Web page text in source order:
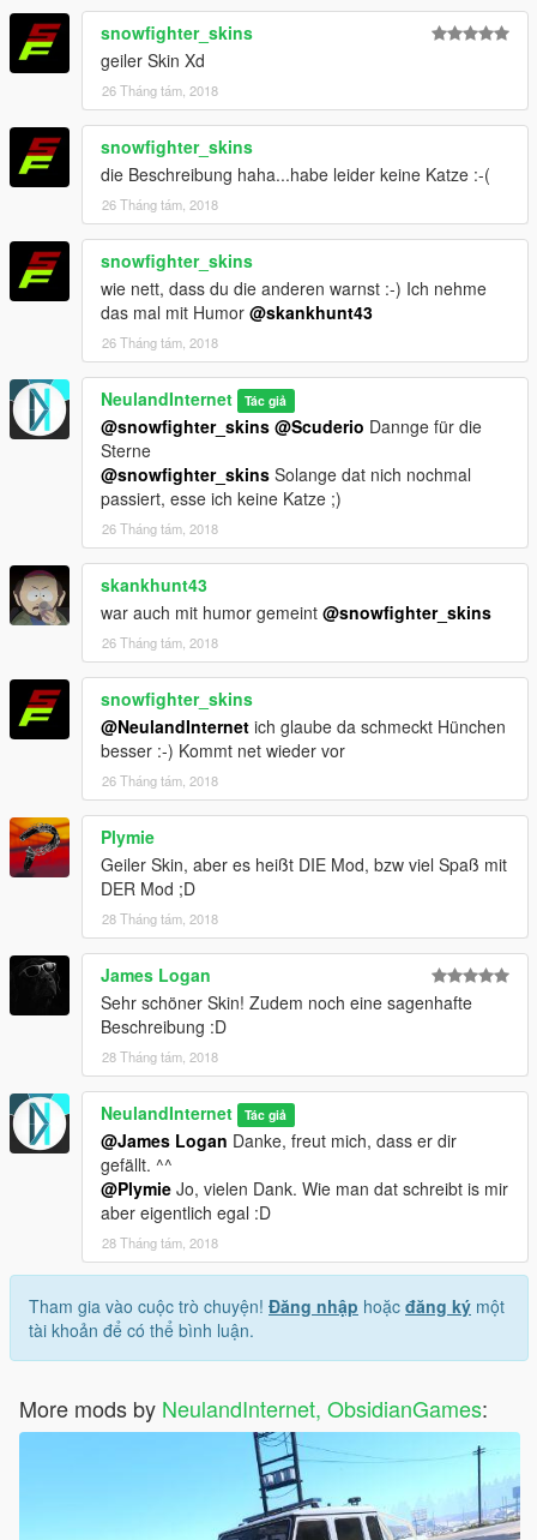
Handling Line: NeulandInternet
Number Plate Textures: Obviously not Heisnberg
Thank you :D
Ähh achja, und falls irgendwer denkt, er könne einfach so
meine Nummernschilder klauen: Ich weiß wie meine Texturen
aussehen (sie sind 30 Jahre in deutschen Eichenfässern
gereift). Wenn mir also irgendwer erzählen will, die Texturen,
die er von mir geklaut hat seien in Heisnberg erstellt worden,
den werde ich lebendig in Heisenberg begraben und seine
Katze zu Weihnachten essen.
Viel Spaß mit dem Mod. :D
snowfighter_skins
geiler Skin Xd
26 Tháng tám, 2018
snowfighter_skins
die Beschreibung haha...habe leider keine Katze :-(
26 Tháng tám, 2018
snowfighter_skins
wie nett, dass du die anderen warnst :-) Ich nehme
das mal mit Humor @skankhunt43
26 Tháng tám, 2018
NeulandInternet Tác giả
@snowfighter_skins @Scuderio Dannge für die
Sterne
@snowfighter_skins Solange dat nich nochmal
passiert, esse ich keine Katze ;)
26 Tháng tám, 2018
skankhunt43
war auch mit humor gemeint @snowfighter_skins
26 Tháng tám, 2018
snowfighter_skins
@NeulandInternet ich glaube da schmeckt Hünchen
besser :-) Kommt net wieder vor
26 Tháng tám, 2018
Plymie
Geiler Skin, aber es heißt DIE Mod, bzw viel Spaß mit
DER Mod ;D
28 Tháng tám, 2018
James Logan
Sehr schöner Skin! Zudem noch eine sagenhafte
Beschreibung :D
28 Tháng tám, 2018
NeulandInternet Tác giả
@James Logan Danke, freut mich, dass er dir
gefällt. ^^
@Plymie Jo, vielen Dank. Wie man dat schreibt is mir
aber eigentlich egal :D
28 Tháng tám, 2018
Tham gia vào cuộc trò chuyện! Đăng nhập hoặc đăng ký một
tài khoản để có thể bình luận.
More mods by NeulandInternet, ObsidianGames: